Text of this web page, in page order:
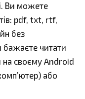
Ви можете
pdf, txt, rtf,
без
бажаєте читати
на своєму Android
або